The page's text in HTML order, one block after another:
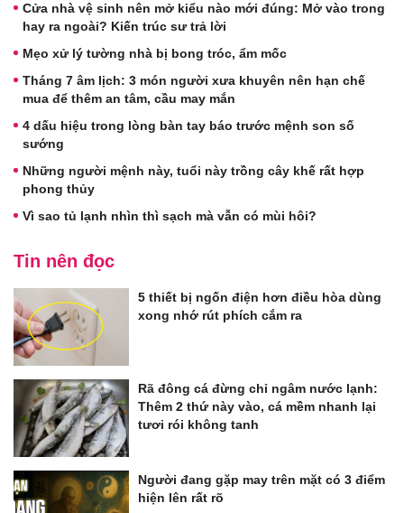
Cửa nhà vệ sinh nên mở kiểu nào mới đúng: Mở vào trong
hay ra ngoài? Kiến trúc sư trả lời
Mẹo xử lý tường nhà bị bong tróc, ẩm mốc
Tháng 7 âm lịch: 3 món người xưa khuyên nên hạn chế
mua để thêm an tâm, cầu may mắn
4 dấu hiệu trong lòng bàn tay báo trước mệnh son số
sướng
Những người mệnh này, tuổi này trồng cây khế rất hợp
phong thủy
Vì sao tủ lạnh nhìn thì sạch mà vẫn có mùi hôi?
Tin nên đọc
5 thiết bị ngốn điện hơn điều hòa dùng
xong nhớ rút phích cắm ra
Rã đông cá đừng chỉ ngâm nước lạnh:
Thêm 2 thứ này vào, cá mềm nhanh lại
tươi rói không tanh
Người đang gặp may trên mặt có 3 điểm
hiện lên rất rõ